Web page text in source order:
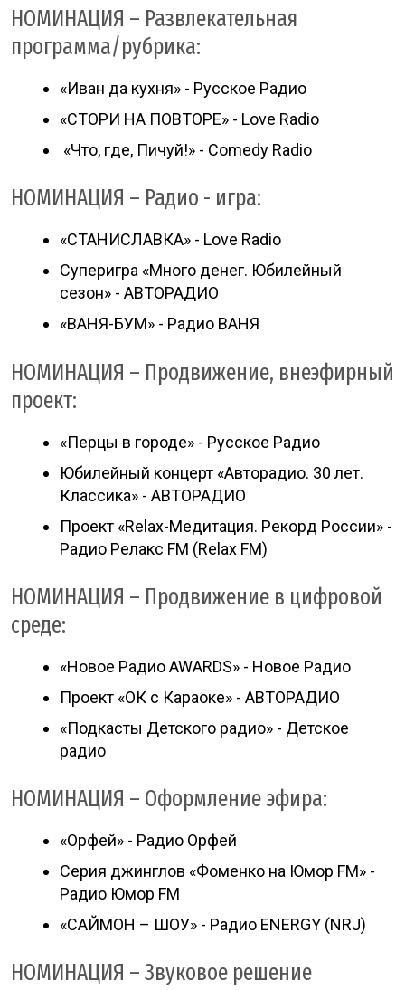
НОМИНАЦИЯ – Развлекательная
программа/рубрика:
«Иван да кухня» - Русское Радио
«СТОРИ НА ПОВТОРЕ» - Love Radio
«Что, где, Пичуй!» - Comedy Radio
НОМИНАЦИЯ – Радио - игра:
«СТАНИСЛАВКА» - Love Radio
Суперигра «Много денег. Юбилейный
сезон» - АВТОРАДИО
«ВАНЯ-БУМ» - Радио ВАНЯ
НОМИНАЦИЯ – Продвижение, внеэфирный
проект:
«Перцы в городе» - Русское Радио
Юбилейный концерт «Авторадио. 30 лет.
Классика» - АВТОРАДИО
Проект «Relax-Медитация. Рекорд России» -
Радио Релакс FM (Relax FM)
НОМИНАЦИЯ – Продвижение в цифровой
среде:
«Новое Радио AWARDS» - Новое Радио
Проект «ОК с Караоке» - АВТОРАДИО
«Подкасты Детского радио» - Детское
радио
НОМИНАЦИЯ – Оформление эфира:
«Орфей» - Радио Орфей
Серия джинглов «Фоменко на Юмор FM» -
Радио Юмор FM
«САЙМОН – ШОУ» - Радио ENERGY (NRJ)
НОМИНАЦИЯ – Звуковое решение